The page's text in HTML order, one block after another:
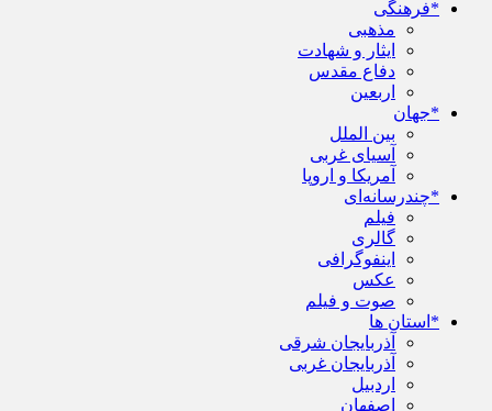
*فرهنگی
مذهبی
ایثار و شهادت
دفاع مقدس
اربعین
*جهان
بین الملل
آسیای غربی
آمریکا و اروپا
*چندرسانه‌ای
فیلم
گالری
اینفوگرافی
عکس
صوت و فیلم
*استان ها
آذربایجان شرقی
آذربایجان غربی
اردبیل
اصفهان